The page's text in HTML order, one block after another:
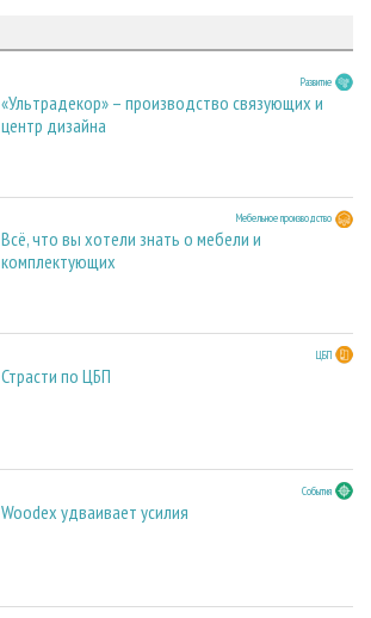
Развитие
«Ультрадекор» – производство связующих и
центр дизайна
Мебельное производство
Всё, что вы хотели знать о мебели и
комплектующих
ЦБП
Страсти по ЦБП
События
Woodex удваивает усилия